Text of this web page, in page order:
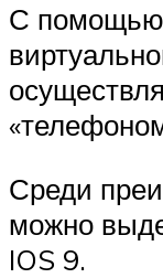
С помощью
Среди
можно
IOS 9.